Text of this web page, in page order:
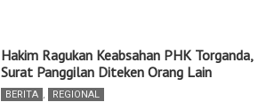
Hakim Ragukan Keabsahan PHK Torganda,
Surat Panggilan Diteken Orang Lain
BERITA , REGIONAL